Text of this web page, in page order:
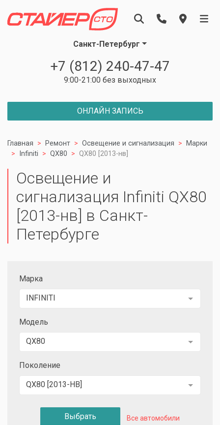
Санкт-Петербург
+7 (812) 240-47-47
9:00-21:00 без выходных
ОНЛАЙН ЗАПИСЬ
Главная Ремонт Освещение и сигнализация
Марки
Infiniti
QX80 QX80 [2013-нв]
Освещение и
сигнализация Infiniti QX80
[2013-нв] в Санкт-
Петербурге
Марка
INFINITI
Модель
QX80
Поколение
QX80 [2013-НВ]
Выбрать Все автомобили